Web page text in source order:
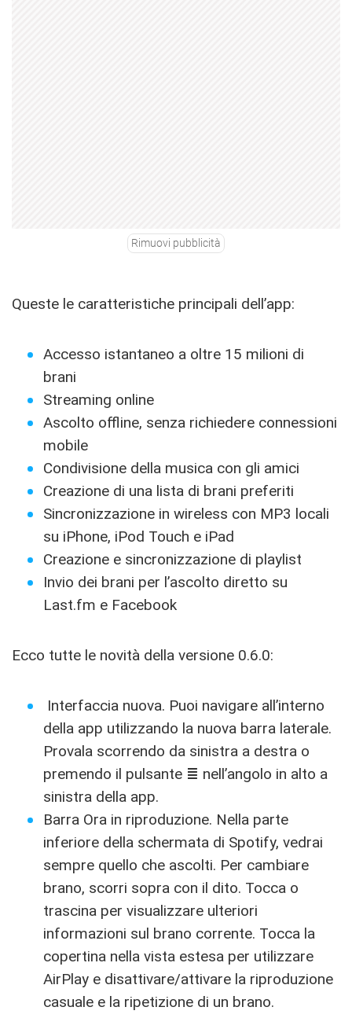
Rimuovi pubblicità
Queste le caratteristiche principali dell’app:
Accesso istantaneo a oltre 15 milioni di
brani
Streaming online
Ascolto offline, senza richiedere connessioni
mobile
Condivisione della musica con gli amici
Creazione di una lista di brani preferiti
Sincronizzazione in wireless con MP3 locali
su iPhone, iPod Touch e iPad
Creazione e sincronizzazione di playlist
Invio dei brani per l’ascolto diretto su
Last.fm e Facebook
Ecco tutte le novità della versione 0.6.0:
Interfaccia nuova. Puoi navigare all’interno
della app utilizzando la nuova barra laterale.
Provala scorrendo da sinistra a destra o
premendo il pulsante ≣ nell’angolo in alto a
sinistra della app.
Barra Ora in riproduzione. Nella parte
inferiore della schermata di Spotify, vedrai
sempre quello che ascolti. Per cambiare
brano, scorri sopra con il dito. Tocca o
trascina per visualizzare ulteriori
informazioni sul brano corrente. Tocca la
copertina nella vista estesa per utilizzare
AirPlay e disattivare/attivare la riproduzione
casuale e la ripetizione di un brano.